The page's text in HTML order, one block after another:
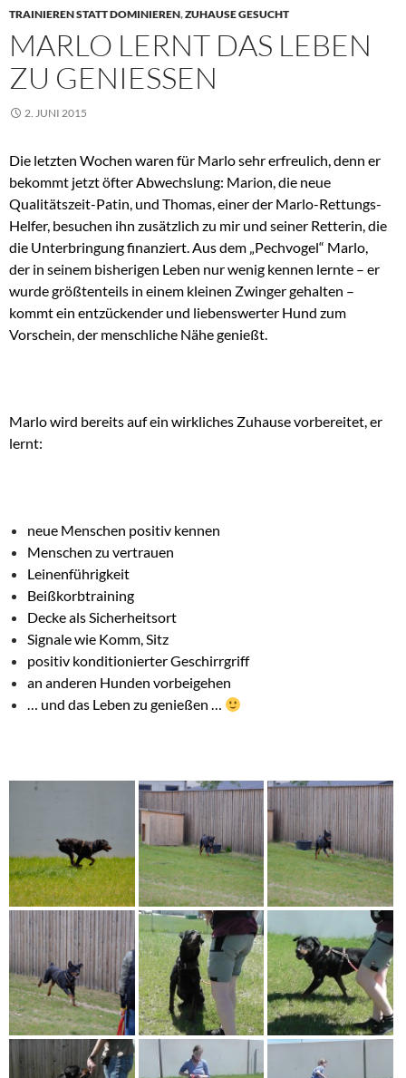
TRAINIEREN STATT DOMINIEREN,ZUHAUSE GESUCHT
MARLO LERNT DAS LEBEN
ZU GENIESSEN
2. JUNI 2015
Die letzten Wochen waren für Marlo sehr erfreulich, denn er
bekommt jetzt öfter Abwechslung: Marion, die neue
Qualitätszeit-Patin, und Thomas, einer der Marlo-Rettungs-
Helfer, besuchen ihn zusätzlich zu mir und seiner Retterin, die
die Unterbringung finanziert.Aus dem „Pechvogel“ Marlo,
der in seinem bisherigen Leben nur wenig kennen lernte – er
wurde größtenteils in einem kleinen Zwinger gehalten –
kommt ein entzückender und liebenswerter Hund zum
Vorschein, der menschliche Nähe genießt.
Marlo wird bereits auf ein wirkliches Zuhause vorbereitet, er
lernt:
neue Menschen positiv kennen
Menschen zu vertrauen
Leinenführigkeit
Beißkorbtraining
Decke als Sicherheitsort
Signale wie Komm, Sitz
positiv konditionierter Geschirrgriff
an anderen Hunden vorbeigehen
… und das Leben zu genießen …